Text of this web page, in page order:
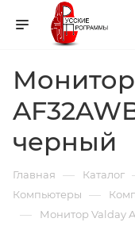
черный
Главная — Каталог
Компьютеры —
— Монитор Valday